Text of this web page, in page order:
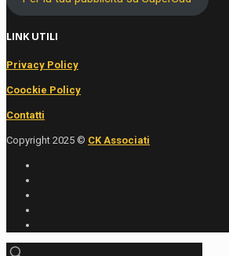
LINK UTILI
Privacy Policy
Coockie Policy
Contatti
Copyright 2025 © CK Associati